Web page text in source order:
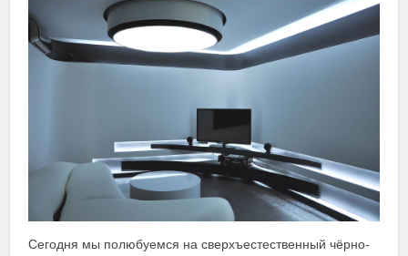
Сегодня мы полюбуемся на сверхъестественный чёрно-